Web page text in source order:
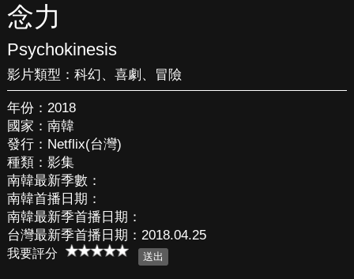
念力
Psychokinesis
影片類型： 科幻、 喜劇 、 冒險
年份：2018
國家：南韓
發行：Netflix(台灣)
種類：影集
南韓最新季數：
南韓首播日期：
南韓最新季首播日期：
台灣最新季首播日期：2018.04.25
我要評分